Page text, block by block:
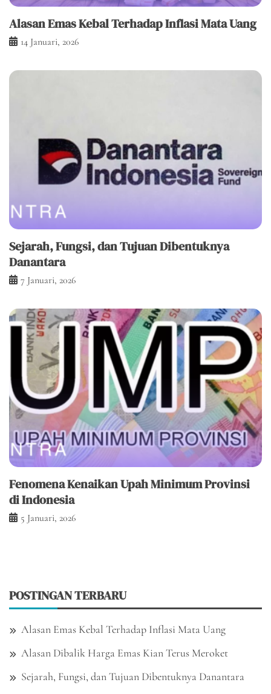
Alasan Emas Kebal Terhadap Inflasi Mata Uang
14 Januari, 2026
Sejarah, Fungsi, dan Tujuan Dibentuknya
Danantara
7 Januari, 2026
Fenomena Kenaikan Upah Minimum Provinsi
di Indonesia
5 Januari, 2026
POSTINGAN TERBARU
Alasan Emas Kebal Terhadap Inflasi Mata Uang
Alasan Dibalik Harga Emas Kian Terus Meroket
Sejarah, Fungsi, dan Tujuan Dibentuknya Danantara